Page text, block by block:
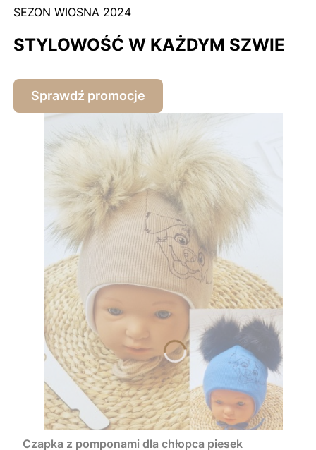
SEZON WIOSNA 2024
STYLOWOŚĆ W KAŻDYM SZWIE
Sprawdź promocje
Czapka z pomponami dla chłopca piesek